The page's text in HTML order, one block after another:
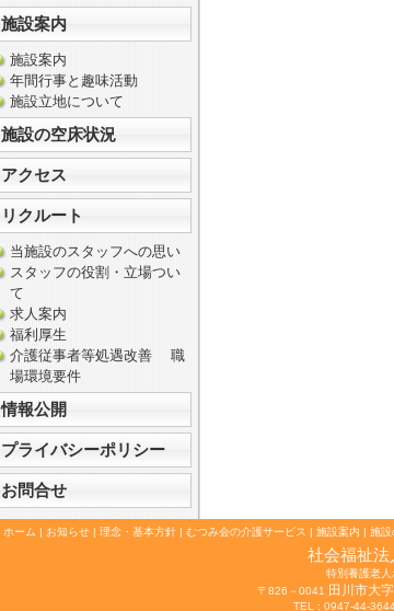
施設案内
施設案内
年間行事と趣味活動
施設立地について
施設の空床状況
アクセス
リクルート
当施設のスタッフへの思い
スタッフの役割・立場つい
て
求人案内
福利厚生
介護従事者等処遇改善 職
場環境要件
情報公開
プライバシーポリシー
お問合せ
ホーム | お知らせ | 理念・基本方針 | むつみ会の介護サービス | 施設案内 | 施設
社会福祉
特別養護老
〒826－0041
田川市大
TEL : 0947-44-